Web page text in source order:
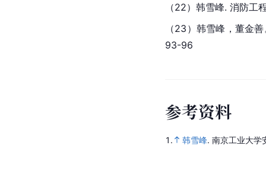
（22）韩雪峰. 消防
（23）韩雪峰，董金
93-96
参考资料
1. 韩雪峰. 南京工业大学